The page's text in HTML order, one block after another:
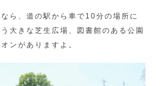
ら、道の駅から車で10分の場所に
大きな芝生広場、図書館のある公園
ンがありますよ。